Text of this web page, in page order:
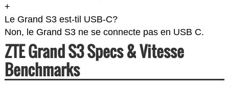
+
Le Grand S3 est-til USB-C?
Non, le Grand S3 ne se connecte pas en USB C.
ZTE Grand S3 Specs & Vitesse
Benchmarks